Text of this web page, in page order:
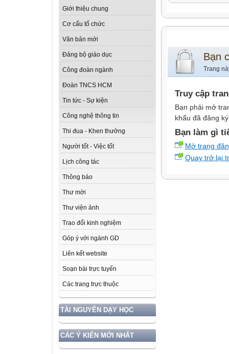
Giới thiệu chung
Cơ cấu tổ chức
Văn bản mới
Đảng bộ giáo dục
Công đoàn ngành
Đoàn TNCS HCM
Tin tức - Sự kiện
Công nghệ thông tin
Thi đua - Khen thưởng
Người tốt - Việc tốt
Lịch công tác
Thông báo
Thư mời
Thư viện ảnh
Trao đổi kinh nghiệm
Góp ý với ngành GD
Liên kết website
Soạn bài trực tuyến
Các trang trực thuộc
TÀI NGUYÊN DẠY HỌC
CÁC Ý KIẾN MỚI NHẤT
Bạn
Trang
Truy cập
Bạn phải mở
khẩu đã đăng
Bạn làm gì
Mở trang
Quay trở lại